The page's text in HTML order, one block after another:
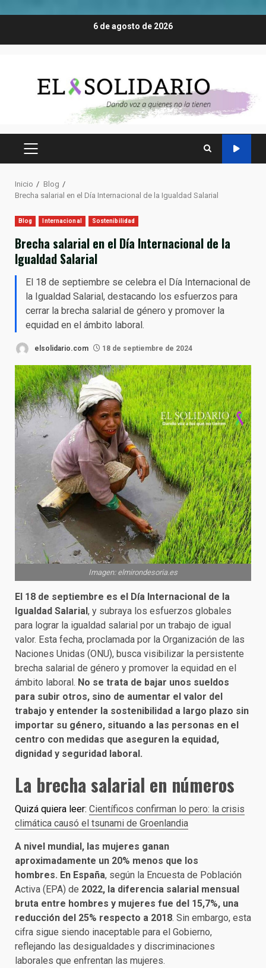
6 de agosto de 2026
MENÚ
Inicio
Blog
Brecha salarial en el Día Internacional de la Igualdad Salarial
Blog Internacional Sostenibilidad
Brecha salarial en el Día Internacional de la
Igualdad Salarial
El 18 de septiembre se celebra el Día Internacional de
la Igualdad Salarial, destacando los esfuerzos para
cerrar la brecha salarial de género y promover la
equidad en el ámbito laboral.
elsolidario.com 18 de septiembre de 2024
Imagen: elmirondesoria.es
El 18 de septiembre es el Día Internacional de la
Igualdad Salarial, y subraya los esfuerzos globales
para lograr la igualdad salarial por un trabajo de igual
valor. Esta fecha, proclamada por la Organización de las
Naciones Unidas (ONU), busca visibilizar la persistente
brecha salarial de género y promover la equidad en el
ámbito laboral. No se trata de bajar unos sueldos
para subir otros, sino de aumentar el valor del
trabajo y entender la sostenibilidad a largo plazo sin
importar su género, situando a las personas en el
centro con medidas que aseguren la equidad,
dignidad y seguridad laboral.
La brecha salarial en números
Quizá quiera leer: Científicos confirman lo pero: la crisis
climática causó el tsunami de Groenlandia
A nivel mundial, las mujeres ganan
aproximadamente un 20% menos que los
hombres. En España, según la Encuesta de Población
Activa (EPA) de 2022, la diferencia salarial mensual
bruta entre hombres y mujeres fue del 15,7%, una
reducción del 25% respecto a 2018. Sin embargo, esta
cifra sigue siendo inaceptable para el Gobierno,
reflejando las desigualdades y discriminaciones
laborales que enfrentan las mujeres.